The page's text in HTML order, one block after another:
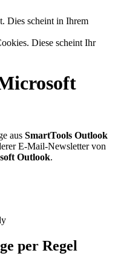
Dies scheint in Ihrem
Diese scheint Ihr
aus SmartTools Outlook
E-Mail-Newsletter von
Outlook.
per Regel